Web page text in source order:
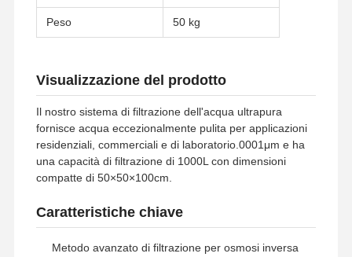
Peso 50 kg
Visualizzazione del prodotto
Il nostro sistema di filtrazione dell'acqua ultrapura
fornisce acqua eccezionalmente pulita per applicazioni
residenziali, commerciali e di laboratorio.0001μm e ha
una capacità di filtrazione di 1000L con dimensioni
compatte di 50×50×100cm.
Caratteristiche chiave
Metodo avanzato di filtrazione per osmosi inversa